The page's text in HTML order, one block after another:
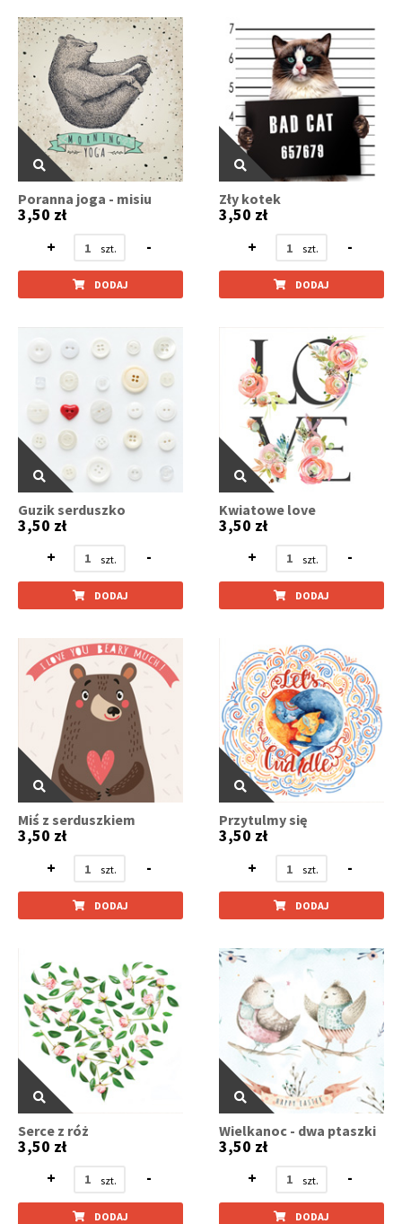
Poranna joga - misiu
3,50 zł
+
-
DODAJ
Zły kotek
3,50 zł
+
-
DODAJ
Guzik serduszko
3,50 zł
+
-
DODAJ
Kwiatowe love
3,50 zł
+
-
DODAJ
Miś z serduszkiem
3,50 zł
+
-
DODAJ
Przytulmy się
3,50 zł
+
-
DODAJ
Serce z róż
3,50 zł
+
-
DODAJ
Wielkanoc - dwa ptaszki
3,50 zł
+
-
DODAJ